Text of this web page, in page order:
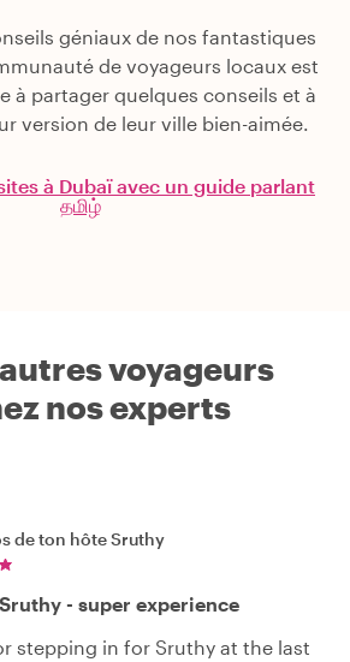
géniaux de nos fantastiques
de voyageurs locaux est
à partager quelques conseils et à
version de leur ville bien-aimée.
à Dubaï avec un guide parlant
தமிழ்
voyageurs
nos experts
de ton hôteSruthy
- super experience
stepping in for Sruthy at the last